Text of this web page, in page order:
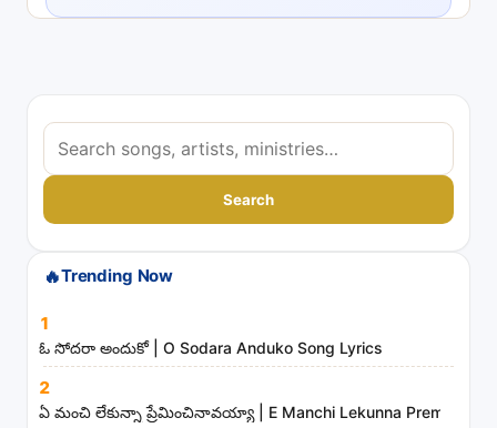
S
e
a
r
h
o
n
g
Search
🔥Trending Now
1
ఓ సోదరా అందుకో | O Sodara Anduko Song Lyrics
2
ఏ మంచి లేకున్నా ప్రేమించినావయ్యా | E Manchi Lekunna